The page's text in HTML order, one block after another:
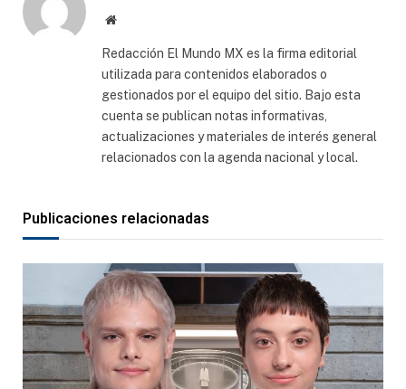
Sitio
Redacción El Mundo MX es la firma editorial
utilizada para contenidos elaborados o
gestionados por el equipo del sitio. Bajo esta
cuenta se publican notas informativas,
actualizaciones y materiales de interés general
relacionados con la agenda nacional y local.
Publicaciones relacionadas